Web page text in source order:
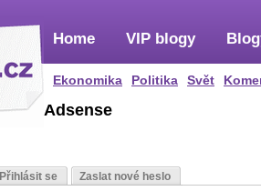
Home
Ekonomika Politika Svět
VIP blogy
Adsense
Přihlásit se Zaslat nové heslo